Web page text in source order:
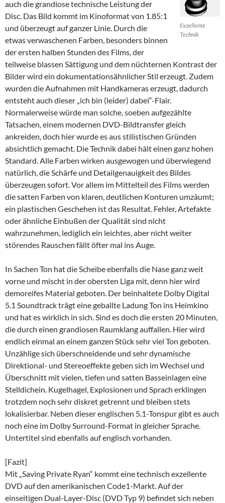
Exzellente
Technik
auch die grandiose technische Leistung der
Disc. Das Bild kommt im Kinoformat von 1.85:1
und überzeugt auf ganzer Linie. Durch die
etwas verwaschenen Farben, besonders binnen
der ersten halben Stunden des Films, der
teilweise blassen Sättigung und dem nüchternen Kontrast der
Bilder wird ein dokumentationsähnlicher Stil erzeugt. Zudem
wurden die Aufnahmen mit Handkameras erzeugt, dadurch
entsteht auch dieser „ich bin (leider) dabei“-Flair.
Normalerweise würde man solche, soeben aufgezählte
Tatsachen, einem modernen DVD-Bildtransfer gleich
ankreiden, doch hier wurde es aus stilistischen Gründen
absichtlich gemacht. Die Technik dabei hält einen ganz hohen
Standard. Alle Farben wirken ausgewogen und überwiegend
natürlich, die Schärfe und Detailgenauigkeit des Bildes
überzeugen sofort. Vor allem im Mittelteil des Films werden
die satten Farben von klaren, deutlichen Konturen umzäumt;
ein plastischen Geschehen ist das Resultat. Fehler, Artefakte
oder ähnliche Einbußen der Qualität sind nicht
wahrzunehmen, lediglich ein leichtes, aber nicht weiter
störendes Rauschen fällt öfter mal ins Auge.
In Sachen Ton hat die Scheibe ebenfalls die Nase ganz weit
vorne und mischt in der obersten Liga mit, denn hier wird
demoreifes Material geboten. Der beinhaltete Dolby Digital
5.1 Soundtrack trägt eine geballte Ladung Ton ins Heimkino
und hat es wirklich in sich. Sind es doch die ersten 20 Minuten,
die durch einen grandiosen Raumklang auffallen. Hier wird
endlich einmal an einem ganzen Stück sehr viel Ton geboten.
Unzählige sich überschneidende und sehr dynamische
Direktional- und Stereoeffekte geben sich im Wechsel und
Überschnitt mit vielen, tiefen und satten Basseinlagen eine
Stelldichein. Kugelhagel, Explosionen und Sprach erklingen
trotzdem noch sehr diskret getrennt und bleiben stets
lokalisierbar. Neben dieser englischen 5.1-Tonspur gibt es auch
noch eine im Dolby Surround-Format in gleicher Sprache.
Untertitel sind ebenfalls auf englisch vorhanden.
[Fazit]
Mit „Saving Private Ryan“ kommt eine technisch exzellente
DVD auf den amerikanischen Code1-Markt. Auf der
einseitigen Dual-Layer-Disc (DVD Typ 9) befindet sich neben